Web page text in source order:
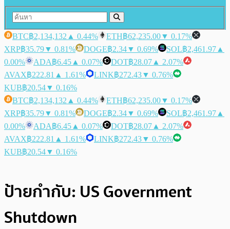
BTC฿2,134,132 ▲ 0.44% ETH฿62,235.00▼ 0.17%
XRP฿35.79▼ 0.81% DOGE฿2.34▼ 0.69% SOL฿2,461.97 ▲
0.00%
ADA฿6.45 ▲ 0.07% DOT฿28.07 ▲ 2.07%
AVAX฿222.81 ▲ 1.61% LINK฿272.43▼ 0.76%
KUB฿20.54▼ 0.16%
BTC฿2,134,132 ▲ 0.44% ETH฿62,235.00▼ 0.17%
XRP฿35.79▼ 0.81% DOGE฿2.34▼ 0.69% SOL฿2,461.97 ▲
0.00%
ADA฿6.45 ▲ 0.07% DOT฿28.07 ▲ 2.07%
AVAX฿222.81 ▲ 1.61% LINK฿272.43▼ 0.76%
KUB฿20.54▼ 0.16%
ป้ายกำกับ: US Government
Shutdown